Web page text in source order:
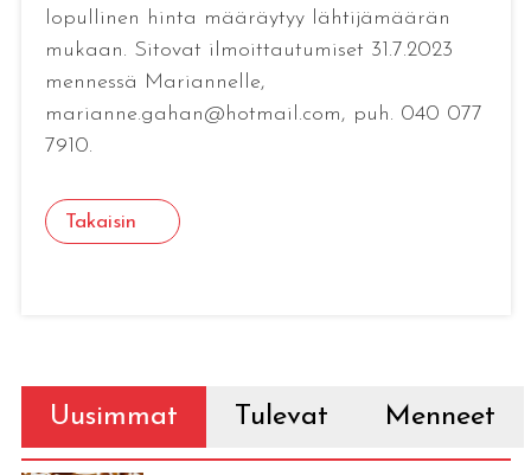
lopullinen hinta määräytyy lähtijämäärän
mukaan. Sitovat ilmoittautumiset 31.7.2023
mennessä Mariannelle,
marianne.gahan@hotmail.com, puh. 040 077
7910.
Takaisin
Uusimmat Tulevat Menneet